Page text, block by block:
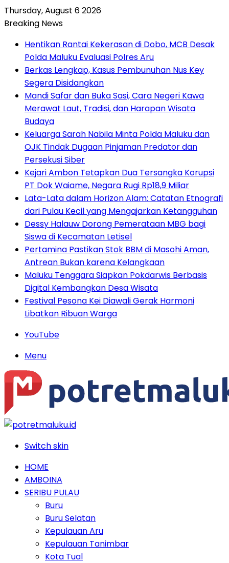
Thursday, August 6 2026
Breaking News
Hentikan Rantai Kekerasan di Dobo, MCB Desak
Polda Maluku Evaluasi Polres Aru
Berkas Lengkap, Kasus Pembunuhan Nus Key
Segera Disidangkan
Mandi Safar dan Buka Sasi, Cara Negeri Kawa
Merawat Laut, Tradisi, dan Harapan Wisata
Budaya
Keluarga Sarah Nabila Minta Polda Maluku dan
OJK Tindak Dugaan Pinjaman Predator dan
Persekusi Siber
Kejari Ambon Tetapkan Dua Tersangka Korupsi
PT Dok Waiame, Negara Rugi Rp18,9 Miliar
Lata-Lata dalam Horizon Alam: Catatan Etnografi
dari Pulau Kecil yang Mengajarkan Ketangguhan
Dessy Halauw Dorong Pemerataan MBG bagi
Siswa di Kecamatan Letisel
Pertamina Pastikan Stok BBM di Masohi Aman,
Antrean Bukan karena Kelangkaan
Maluku Tenggara Siapkan Pokdarwis Berbasis
Digital Kembangkan Desa Wisata
Festival Pesona Kei Diawali Gerak Harmoni
Libatkan Ribuan Warga
YouTube
Menu
Switch skin
HOME
AMBOINA
SERIBU PULAU
Buru
Buru Selatan
Kepulauan Aru
Kepulauan Tanimbar
Kota Tual